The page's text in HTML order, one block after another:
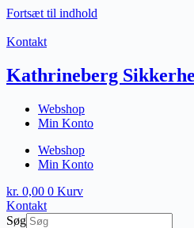
Fortsæt til indhold
Kontakt
Kathrineberg
Webshop
Min Konto
Webshop
Min Konto
kr. 0,00 0 Kurv
Kontakt
Søg